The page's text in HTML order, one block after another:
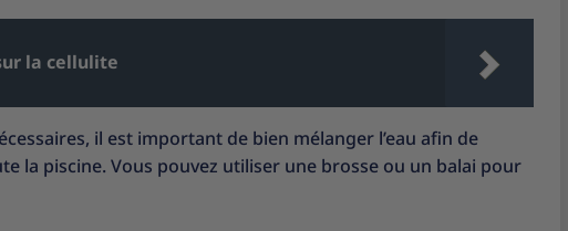
la cellulite
il est important de bien mélanger l’eau afin de
la piscine. Vous pouvez utiliser une brosse ou un balai pour